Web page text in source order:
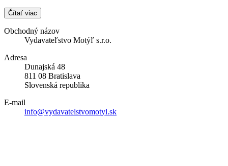
Čítať viac
Obchodný názov
Vydavateľstvo Motýľ s.r.o.
Adresa
Dunajská 48
811 08 Bratislava
Slovenská republika
E-mail
info@vydavatelstvomotyl.sk